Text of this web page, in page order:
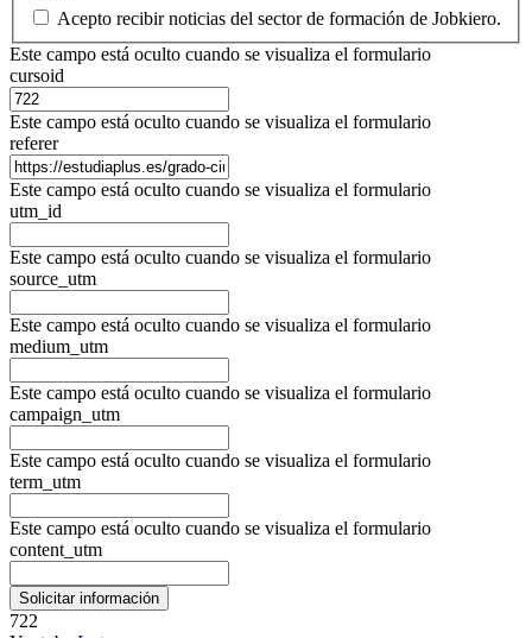
Acepto recibir noticias del sector de formación de Jobkiero.
Este campo está oculto cuando se visualiza el formulario
cursoid
Este campo está oculto cuando se visualiza el formulario
referer
Este campo está oculto cuando se visualiza el formulario
utm_id
Este campo está oculto cuando se visualiza el formulario
source_utm
Este campo está oculto cuando se visualiza el formulario
medium_utm
Este campo está oculto cuando se visualiza el formulario
campaign_utm
Este campo está oculto cuando se visualiza el formulario
term_utm
Este campo está oculto cuando se visualiza el formulario
content_utm
722